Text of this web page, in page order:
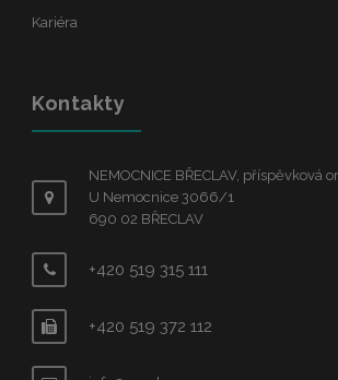
Kariéra
Kontakty
NEMOCNICE BŘECLAV, příspěvková
U Nemocnice 3066/1
690 02 BŘECLAV
+420 519 315 111
+420 519 372 112